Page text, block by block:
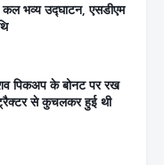
भव्य उद्घाटन, एसडीएम
पिकअप के बोनट पर रख
से कुचलकर हुई थी